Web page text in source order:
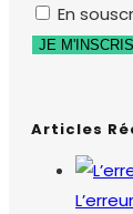
En
Articles